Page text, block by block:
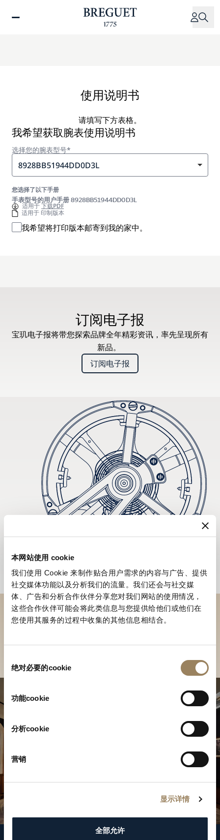
本网站使用 cookie
我们使用 Cookie 来制作贴合用户需求的内容与广告、提供
社交媒体功能以及分析我们的流量。我们还会与社交媒
体、广告和分析合作伙伴分享您对我们网站的使用情况，
这些合作伙伴可能会将此类信息与您提供给他们或他们在
您使用其服务的过程中收集的其他信息相结合。
绝对必要的cookie
功能cookie
分析cookie
营销
显示详情
全部允许
使用说明书
请填写下方表格。
我希望获取腕表使用说明书
选择您的腕表型号*
8928BB51944DD0D3L
您选择了以下手册
手表型号的用户手册 8928BB51944DD0D3L
适用于下载PDF
适用于 印制版本
我希望将打印版本邮寄到我的家中。
订阅电子报
宝玑电子报将带您探索品牌全年精彩资讯，率先呈现所有
新品。
订阅电子报
到访精品店探索品牌系列
寻找精品店